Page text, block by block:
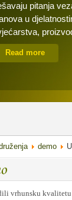
pitanja
u
Read more
demo
vrhunsku kvalitetu